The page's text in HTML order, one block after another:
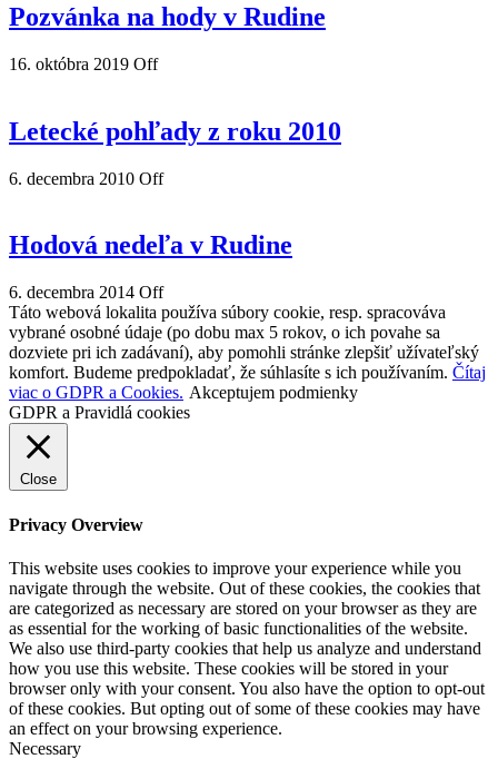
Pozvánka na hody v Rudine
16. októbra 2019 Off
Letecké pohľady z roku 2010
6. decembra 2010 Off
Hodová nedeľa v Rudine
6. decembra 2014 Off
Táto webová lokalita používa súbory cookie, resp. spracováva
vybrané osobné údaje (po dobu max 5 rokov, o ich povahe sa
dozviete pri ich zadávaní), aby pomohli stránke zlepšiť užívateľský
komfort. Budeme predpokladať, že súhlasíte s ich používaním. Čítaj
viac o GDPR a Cookies. Akceptujem podmienky
GDPR a Pravidlá cookies
Close
Privacy Overview
This website uses cookies to improve your experience while you
navigate through the website. Out of these cookies, the cookies that
are categorized as necessary are stored on your browser as they are
as essential for the working of basic functionalities of the website.
We also use third-party cookies that help us analyze and understand
how you use this website. These cookies will be stored in your
browser only with your consent. You also have the option to opt-out
of these cookies. But opting out of some of these cookies may have
an effect on your browsing experience.
Necessary